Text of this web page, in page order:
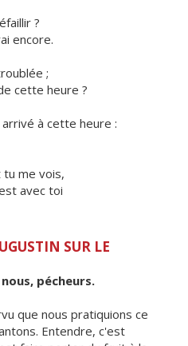
?
encore.
;
cette heure ?
à cette heure :
tu me vois,
avec toi
SUR LE
pécheurs.
que nous pratiquions ce
Entendre, c'est